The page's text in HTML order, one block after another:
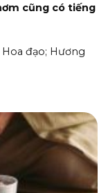
cũng có tiếng
Hoa đạo; Hương